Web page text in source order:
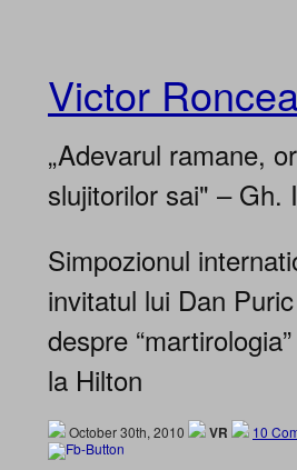
Victor
„Adevarul ramane,
slujitorilor sai" – Gh.
Simpozionul
invitatul lui Dan
despre
la Hilton
October 30th, 2010 VR 10